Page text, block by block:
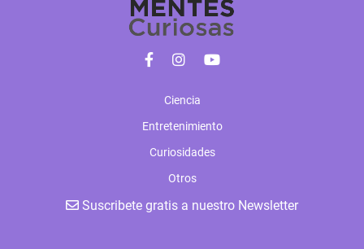
Ciencia
Entretenimiento
Curiosidades
Otros
Suscribete gratis a nuestro Newsletter